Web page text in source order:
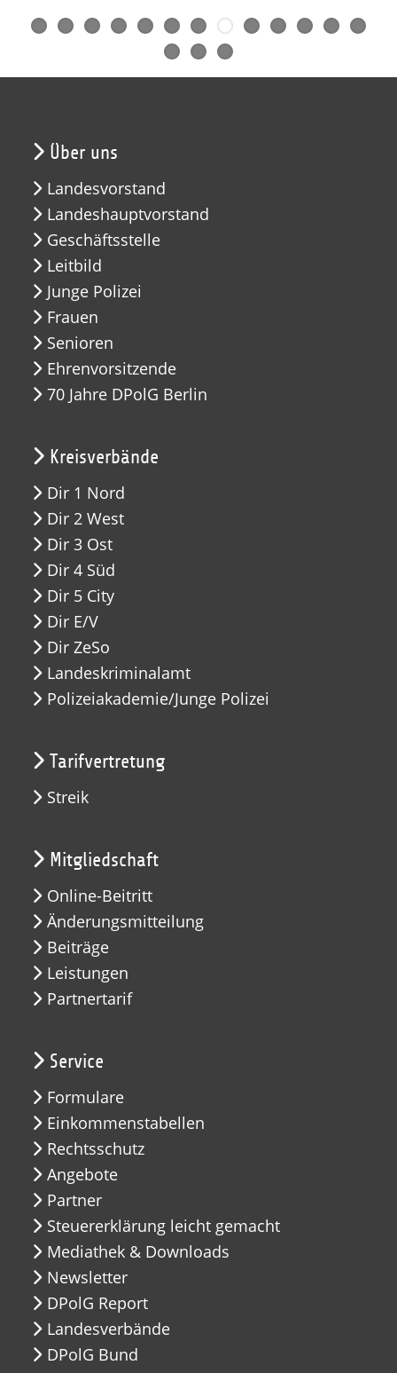
Über uns
Landesvorstand
Landeshauptvorstand
Geschäftsstelle
Leitbild
Junge Polizei
Frauen
Senioren
Ehrenvorsitzende
70 Jahre DPolG Berlin
Kreisverbände
Dir 1 Nord
Dir 2 West
Dir 3 Ost
Dir 4 Süd
Dir 5 City
Dir E/V
Dir ZeSo
Landeskriminalamt
Polizeiakademie/Junge Polizei
Tarifvertretung
Streik
Mitgliedschaft
Online-Beitritt
Änderungsmitteilung
Beiträge
Leistungen
Partnertarif
Service
Formulare
Einkommenstabellen
Rechtsschutz
Angebote
Partner
Steuererklärung leicht gemacht
Mediathek & Downloads
Newsletter
DPolG Report
Landesverbände
DPolG Bund